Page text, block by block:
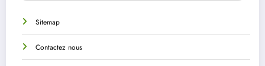
Sitemap
Contactez nous